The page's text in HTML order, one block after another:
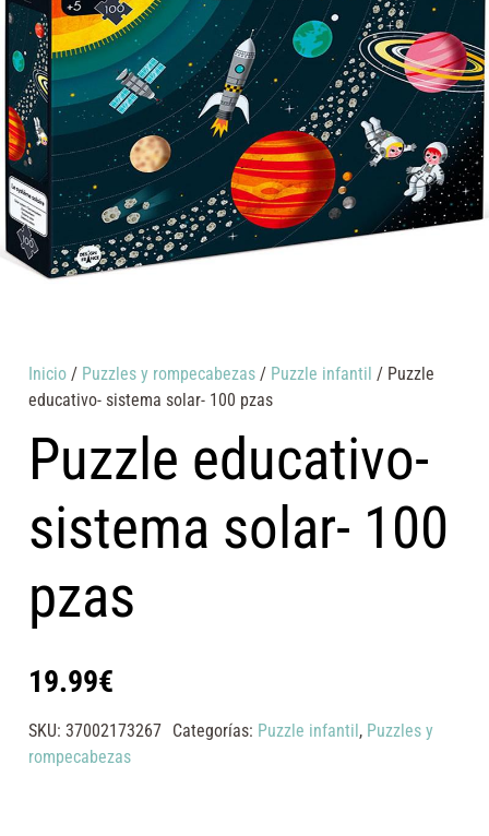
Inicio / Puzzles y rompecabezas / Puzzle infantil / Puzzle
educativo- sistema solar- 100 pzas
Puzzle educativo-
sistema solar- 100
pzas
19.99€
SKU:37002173267 Categorías: Puzzle infantil, Puzzles y
rompecabezas